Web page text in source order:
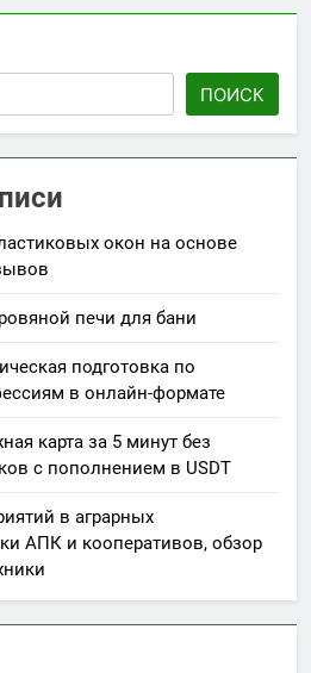
ПОИСК
окон на основе
печи для бани
подготовка по
в онлайн-формате
карта за 5 минут без
с пополнением в USDT
в аграрных
АПК и кооперативов, обзор